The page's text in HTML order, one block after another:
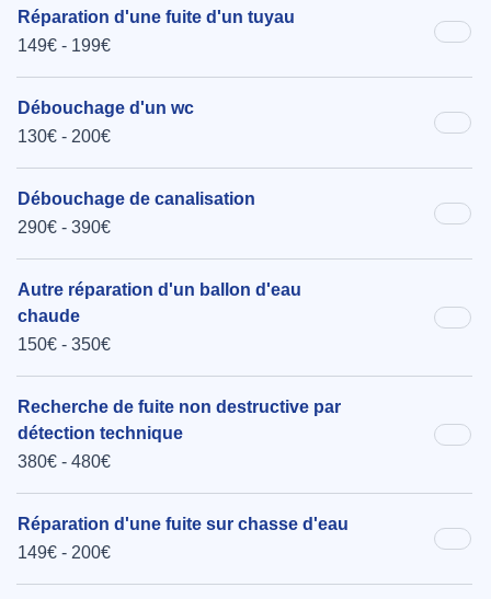
Réparation d'une fuite d'un tuyau
149€ - 199€
Débouchage d'un wc
130€ - 200€
Débouchage de canalisation
290€ - 390€
Autre réparation d'un ballon d'eau
chaude
150€ - 350€
Recherche de fuite non destructive par
détection technique
380€ - 480€
Réparation d'une fuite sur chasse d'eau
149€ - 200€